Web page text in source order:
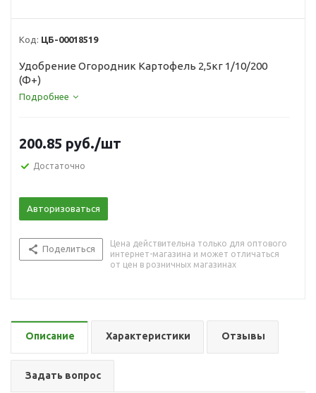
Код: ЦБ-00018519
Удобрение Огородник Картофель 2,5кг 1/10/200
(Ф+)
Подробнее
200.85 руб./шт
Достаточно
Авторизоваться
Поделиться
Цена действительна только для оптового
интернет-магазина и может отличаться
от цен в розничных магазинах
Описание Характеристики Отзывы
Задать вопрос